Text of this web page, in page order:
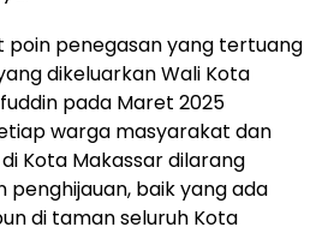
poin penegasan yang tertuang
dikeluarkan Wali Kota
pada Maret 2025
warga masyarakat dan
Kota Makassar dilarang
baik yang ada
di taman seluruh Kota